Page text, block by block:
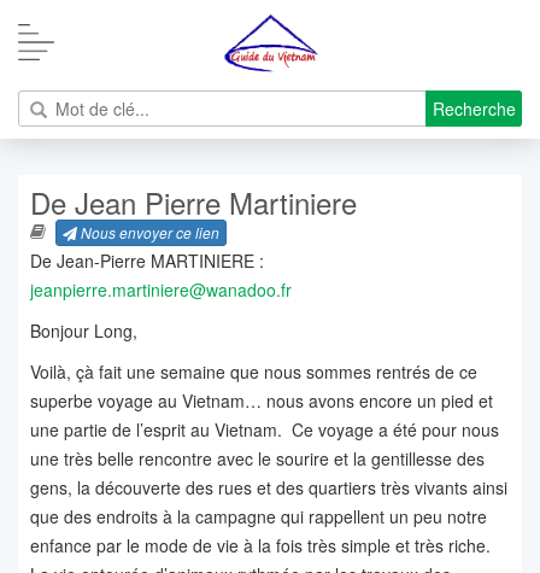
Recherche
De Jean Pierre Martiniere
Nous envoyer ce lien
De Jean-Pierre MARTINIERE :
jeanpierre.martiniere@wanadoo.fr
Bonjour Long,
Voilà, çà fait une semaine que nous sommes rentrés de ce
superbe voyage au Vietnam… nous avons encore un pied et
une partie de l’esprit au Vietnam. Ce voyage a été pour nous
une très belle rencontre avec le sourire et la gentillesse des
gens, la découverte des rues et des quartiers très vivants ainsi
que des endroits à la campagne qui rappellent un peu notre
enfance par le mode de vie à la fois très simple et très riche.